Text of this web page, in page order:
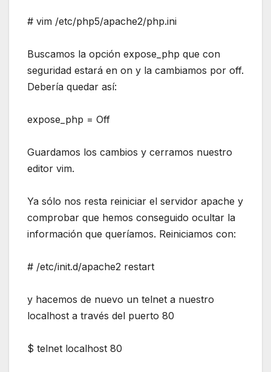
# vim /etc/php5/apache2/php.ini
Buscamos la opción expose_php que con
seguridad estará en on y la cambiamos por off.
Debería quedar así:
expose_php = Off
Guardamos los cambios y cerramos nuestro
editor vim.
Ya sólo nos resta reiniciar el servidor apache y
comprobar que hemos conseguido ocultar la
información que queríamos. Reiniciamos con:
# /etc/init.d/apache2 restart
y hacemos de nuevo un telnet a nuestro
localhost a través del puerto 80
$ telnet localhost 80